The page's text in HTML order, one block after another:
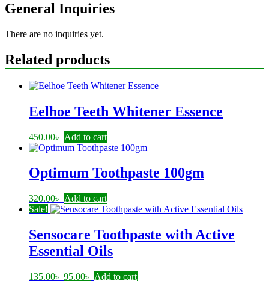
General Inquiries
There are no inquiries yet.
Related products
Eelhoe Teeth Whitener Essence
450.00৳ Add to cart
Optimum Toothpaste 100gm
320.00৳ Add to cart
Sale!
Sensocare Toothpaste with Active
Essential Oils
135.00৳ Original
95.00৳
Current
Add to cart